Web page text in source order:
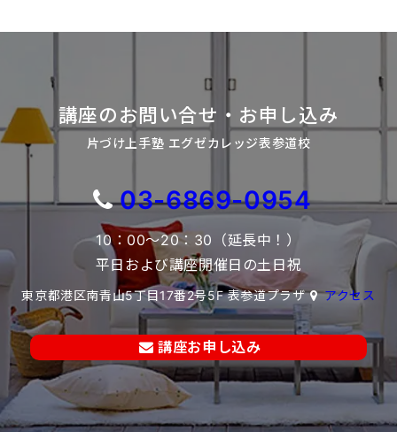
講座のお問い合せ・お申し込み
片づけ上手塾 エグゼカレッジ表参道校
03-6869-0954
10：00～20：30（延長中！）
平日および講座開催日の土日祝
東京都港区南青山5丁目17番2号5F 表参道プラザ アクセス
講座お申し込み